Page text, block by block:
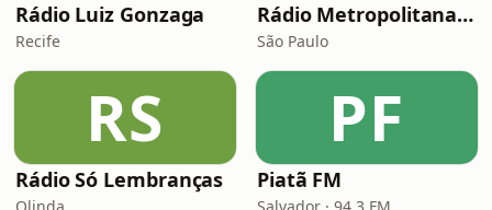
Rádio Luiz Gonzaga
Recife
Rádio Metropolitana POP
São Paulo
RS
Rádio Só Lembranças
PF
Piatã FM